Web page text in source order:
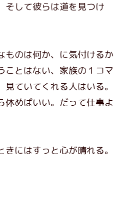
そして彼らは道を見つけ
のは何か、に気付けるか
ことはない、家族の１コマ
ていてくれる人はいる。
休めばいい。だって仕事よ
にはすっと心が晴れる。